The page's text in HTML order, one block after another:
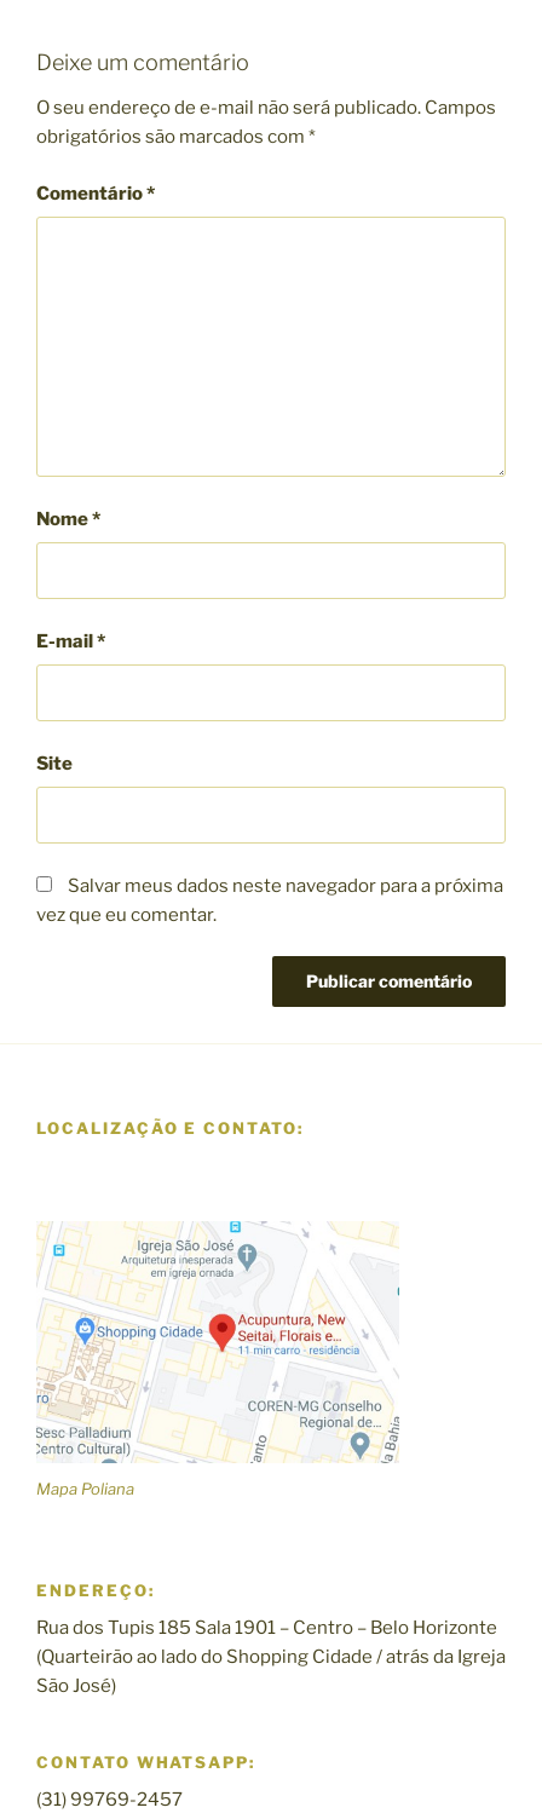
Deixe um comentário
O seu endereço de e-mail não será publicado. Campos
obrigatórios são marcados com *
Comentário*
Nome*
E-mail*
Site
Salvar meus dados neste navegador para a próxima
vez que eu comentar.
LOCALIZAÇÃO E CONTATO:
Mapa Poliana
ENDEREÇO:
Rua dos Tupis 185 Sala 1901 – Centro – Belo Horizonte
(Quarteirão ao lado do Shopping Cidade / atrás da Igreja
São José)
CONTATO WHATSAPP:
(31) 99769-2457